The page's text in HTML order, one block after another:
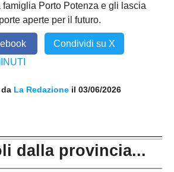
famiglia Porto Potenza e gli lascia
aperte per il futuro.
Condividi su X
La Redazione il 03/06/2026
dalla provincia...